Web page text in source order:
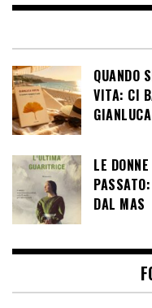
QUANDO
VITA: CI
LE
DAL MAS